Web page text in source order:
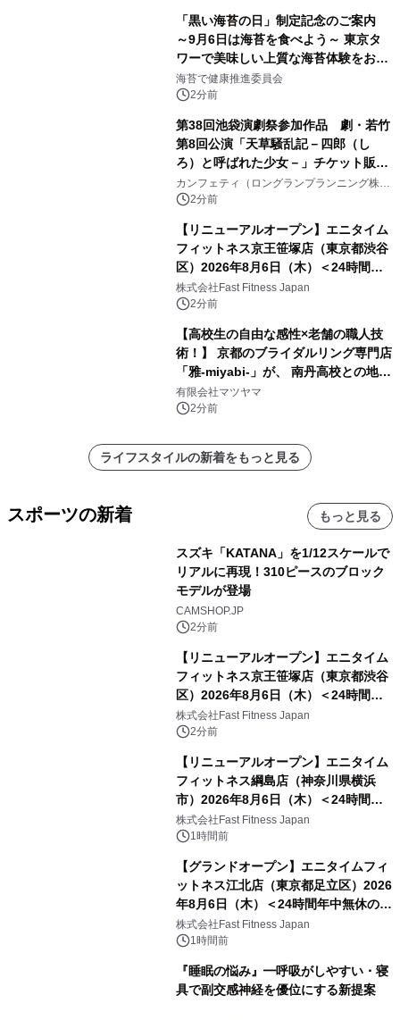
「黒い海苔の日」制定記念のご案内
～9月6日は海苔を食べよう～ 東京タ
ワーで美味しい上質な海苔体験をお届
けします！
海苔で健康推進委員会
2分前
第38回池袋演劇祭参加作品 劇・若竹
第8回公演「天草騒乱記－四郎（し
ろ）と呼ばれた少女－」チケット販売
開始
カンフェティ（ロングランプランニング株式
会社）
2分前
【リニューアルオープン】エニタイム
フィットネス京王笹塚店（東京都渋谷
区）2026年8月6日（木）＜24時間年
中無休のフィットネスジム＞
株式会社Fast Fitness Japan
2分前
【高校生の自由な感性×老舗の職人技
術！】 京都のブライダルリング専門店
「雅-miyabi-」が、 南丹高校との地域
共創から生まれた 特別な結婚指輪・婚
約指輪「幾重 -ikue-」「宮美 -
売！
有限会社マツヤマ
2分前
ライフスタイルの新着をもっと見る
スポーツの新着 もっと見る
スズキ「KATANA」を1/12スケールで
リアルに再現！310ピースのブロック
モデルが登場
CAMSHOP.JP
2分前
【リニューアルオープン】エニタイム
フィットネス京王笹塚店（東京都渋谷
区）2026年8月6日（木）＜24時間年
中無休のフィットネスジム＞
株式会社Fast Fitness Japan
2分前
【リニューアルオープン】エニタイム
フィットネス綱島店（神奈川県横浜
市）2026年8月6日（木）＜24時間年
中無休のフィットネスジム＞
株式会社Fast Fitness Japan
1時間前
【グランドオープン】エニタイムフィ
ットネス江北店（東京都足立区）2026
年8月6日（木）＜24時間年中無休のフ
ィットネスジム＞
株式会社Fast Fitness Japan
1時間前
『睡眠の悩み』━呼吸がしやすい・寝
具で副交感神経を優位にする新提案